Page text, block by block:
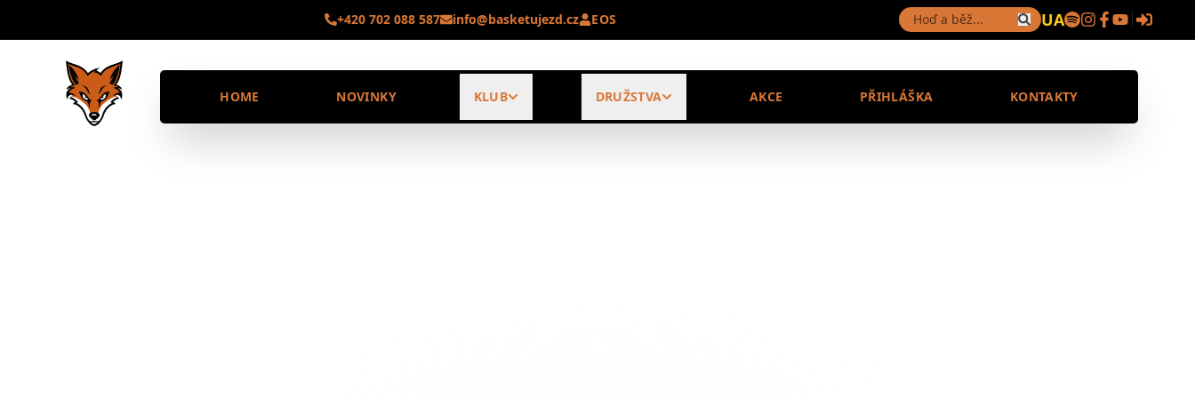
+420 702 088 587 info@basketujezd.cz EOS UA
HOME NOVINKY KLUB DRUŽSTVA AKCE PŘIHLÁŠKA KONTAKTY